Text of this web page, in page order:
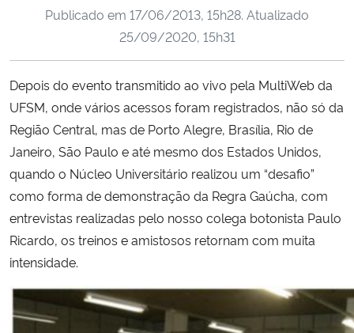
Ministério da Cidadania
Ministério de Minas e Energia
Ministério da Ciência, Tecnologia, Inovações e Comunicações
Ministério do Meio Ambiente
Ministério do Turismo
Ministério do Desenvolvimento Regional
Controladoria-Geral da União
Publicado em 17/06/2013, 15h28. Atualizado
25/09/2020, 15h31
Depois do evento transmitido ao vivo pela MultiWeb da
UFSM, onde vários acessos foram registrados, não só da
Região Central, mas de Porto Alegre, Brasília, Rio de
Janeiro, São Paulo e até mesmo dos Estados Unidos,
quando o Núcleo Universitário realizou um “desafio”
como forma de demonstração da Regra Gaúcha, com
entrevistas realizadas pelo nosso colega botonista Paulo
Ricardo, os treinos e amistosos retornam com muita
intensidade.